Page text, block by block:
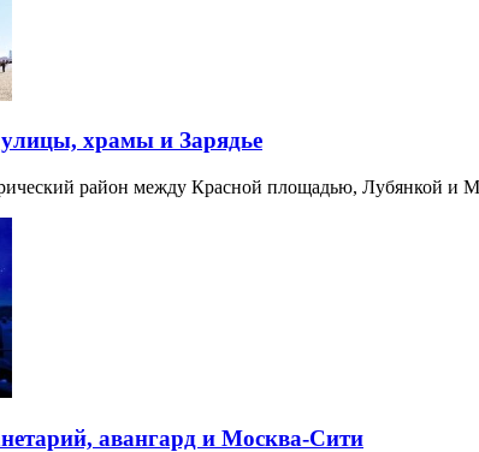
храмы и Зарядье
район между Красной площадью, Лубянкой и
авангард и Москва-Сити